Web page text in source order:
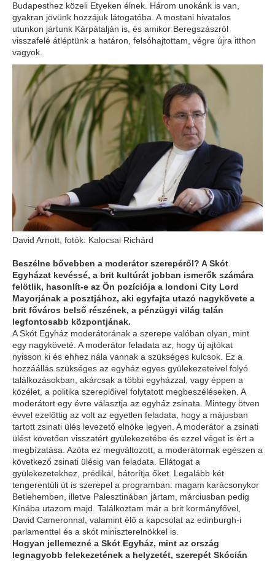
Budapesthez közeli Etyeken élnek. Három unokánk is van,
gyakran jövünk hozzájuk látogatóba. A mostani hivatalos
utunkon jártunk Kárpátalján is, és amikor Beregszászról
visszafelé átléptünk a határon, felsóhajtottam, végre újra itthon
vagyok.
David Arnott, fotók: Kalocsai Richárd
Beszélne bővebben a moderátor szerepéről? A Skót
Egyházat kevéssé, a brit kultúrát jobban ismerők számára
felötlik, hasonlít-e az Ön pozíciója a londoni City Lord
Mayorjának a posztjához, aki egyfajta utazó nagykövete a
brit főváros belső részének, a pénzügyi világ talán
legfontosabb központjának.
A Skót Egyház moderátorának a szerepe valóban olyan, mint
egy nagyköveté. A moderátor feladata az, hogy új ajtókat
nyisson ki és ehhez nála vannak a szükséges kulcsok. Ez a
hozzáállás szükséges az egyház egyes gyülekezeteivel folyó
találkozásokban, akárcsak a többi egyházzal, vagy éppen a
közélet, a politika szereplőivel folytatott megbeszéléseken. A
moderátort egy évre választja az egyház zsinata. Mintegy ötven
évvel ezelőttig az volt az egyetlen feladata, hogy a májusban
tartott zsinati ülés levezető elnöke legyen. A moderátor a zsinati
ülést követően visszatért gyülekezetébe és ezzel véget is ért a
megbízatása. Azóta ez megváltozott, a moderátornak egészen a
következő zsinati ülésig van feladata. Ellátogat a
gyülekezetekhez, prédikál, bátorítja őket. Legalább két
tengerentúli út is szerepel a programban: magam karácsonykor
Betlehemben, illetve Palesztinában jártam, márciusban pedig
Kínába utazom majd. Találkoztam már a brit kormányfővel,
David Cameronnal, valamint élő a kapcsolat az edinburgh-i
parlamenttel és a skót miniszterelnökkel is.
Hogyan jellemezné a Skót Egyház, mint az ország
legnagyobb felekezetének a helyzetét, szerepét Skócián